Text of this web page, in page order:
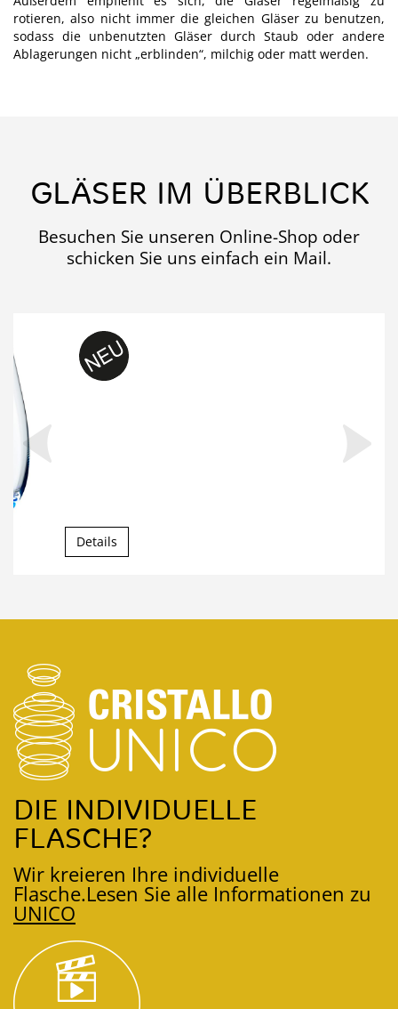
rotieren, also nicht immer die gleichen Gläser zu benutzen,
sodass die unbenutzten Gläser durch Staub oder andere
Ablagerungen nicht „erblinden“, milchig oder matt werden.
GLÄSER IM ÜBERBLICK
Besuchen Sie unseren Online-Shop oder
schicken Sie uns einfach ein Mail.
DIE INDIVIDUELLE
FLASCHE?
Wir kreieren Ihre individuelle
Flasche.Lesen Sie alle Informationen zu
UNICO